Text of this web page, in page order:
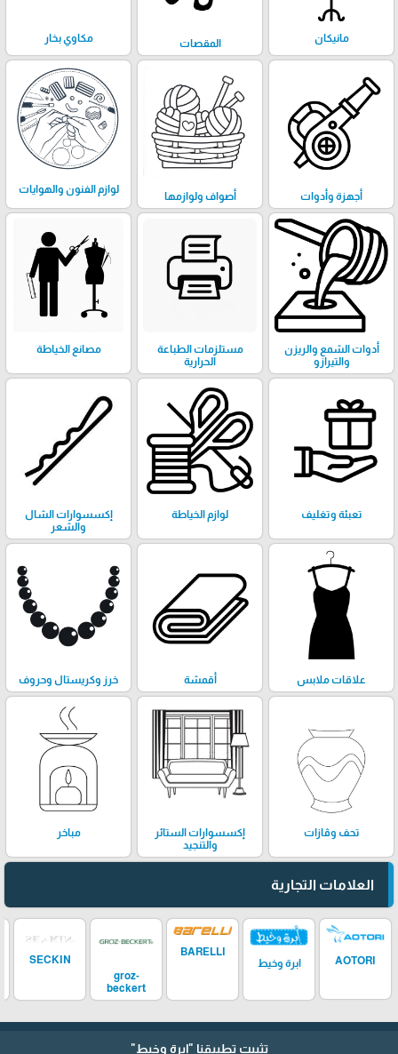
مانيكان المقصات مكاوي بخار
أجهزة وأدوات أصواف ولوازمها
لوازم الفنون والهوايات
أدوات الشمع والريزن
والتيرازو
مستلزمات الطباعة
الحرارية
مصانع الخياطة
تعبئة وتغليف لوازم الخياطة
إكسسوارات الشال
والشعر
علاقات ملابس أقمشة خرز وكريستال وحروف
تحف وڤازات
إكسسوارات الستائر
والتنجيد
مباخر
العلامات التجارية
AOTORI ابرة وخيط
BARELLI
groz-
beckert
SECKIN
تثبيت تطبيقنا "إبرة وخيط"